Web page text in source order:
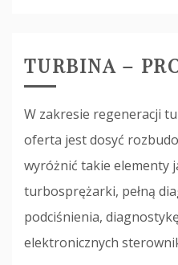
TURBINA –
W zakresie regeneracji
oferta jest dosyć
wyróżnić takie elementy
turbosprężarki, pełną
podciśnienia,
elektronicznych